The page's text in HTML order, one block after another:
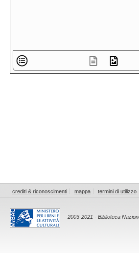
crediti & riconoscimenti mappa termini di utilizzo
2003-2021 - Biblioteca